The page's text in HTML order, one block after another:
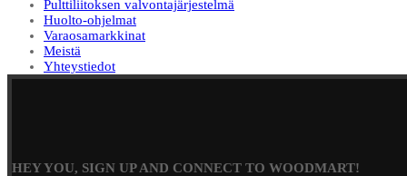
Pulttiliitoksen valvontajärjestelmä
Huolto-ohjelmat
Varaosamarkkinat
Meistä
Yhteystiedot
HEY YOU, SIGN UP AND CONNECT TO WOODMART!